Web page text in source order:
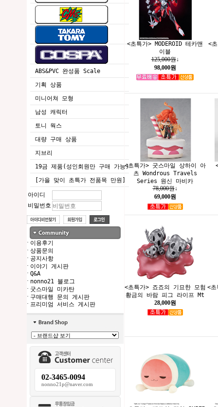
ABS&PVC 완성품 Scale
기획 상품
미니어쳐 모형
남성 캐릭터
토니 웍스
대량 구매 상품
지브리
19금 제품(성인회원만 구매 가능)
[가을 맞이 초특가 전품목 만원]
아이디
비밀번호
· 이용후기
· 상품문의
· 공지사항
· 이야기 게시판
· Q&A
· nonno21 블로그
· 굿스마일 미카탄
· 구매대행 문의 게시판
· 프리미엄 서비스 게시판
02-3465-0094
nonno21p@naver.com
<초특가> MODEROID 테카맨
이블
125,000원↓
98,000원
<
<초특가> 굿스마일 상하이 아
츠 Wondrous Travels
Series 원신 마비카
78,000원↓
69,000원
<초특가> 죠죠의 기묘한 모험
황금의 바람 피그 라이프 Mt
28,000원
<